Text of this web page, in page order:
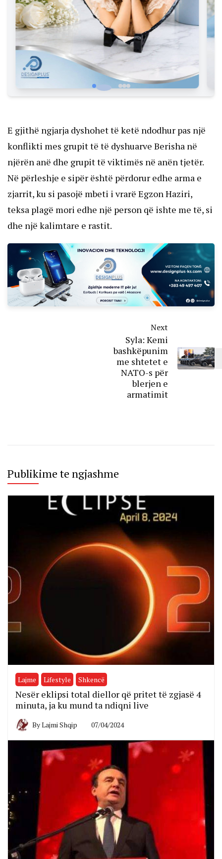
E gjithë ngjarja dyshohet të ketë ndodhur pas një
konflikti mes grupit të të dyshuarve Berisha në
njërën anë dhe grupit të viktimës në anën tjetër.
Në përleshje e sipër është përdorur edhe arma e
zjarrit, ku si pasojë mbeti i vrarë Egzon Haziri,
teksa plagë mori edhe një person që ishte me të, si
dhe një kalimtare e rastit.
Next
Syla: Kemi
bashkëpunim
me shtetet e
NATO-s për
blerjen e
armatimit
Publikime te ngjashme
Lajme Lifestyle Shkencë
Nesër eklipsi total diellor që pritet të zgjasë 4
minuta, ja ku mund ta ndiqni live
ByLajmi Shqip 07/04/2024